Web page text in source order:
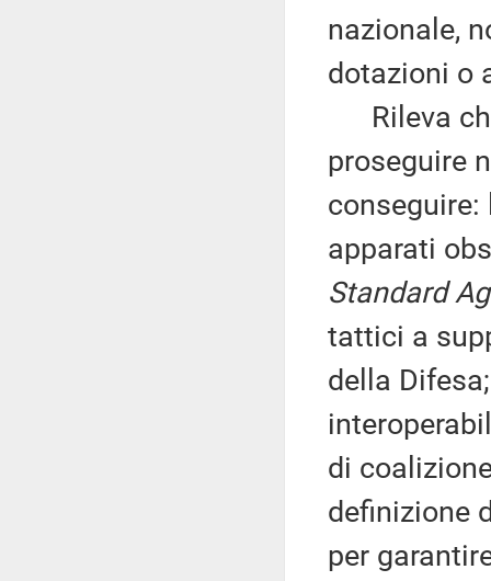
nazionale,
dotazioni o
Rileva
proseguire
apparati
Standard
tattici a
della
di
definizione
per